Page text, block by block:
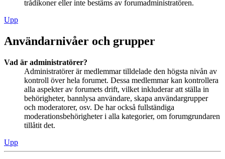
trådikoner eller inte bestäms av forumadministratören.
Upp
Användarnivåer och grupper
Vad är administratörer?
Administratörer är medlemmar tilldelade den högsta nivån av
kontroll över hela forumet. Dessa medlemmar kan kontrollera
alla aspekter av forumets drift, vilket inkluderar att ställa in
behörigheter, bannlysa användare, skapa användargrupper
och moderatorer, osv. De har också fullständiga
moderationsbehörigheter i alla kategorier, om forumgrundaren
tillåtit det.
Upp